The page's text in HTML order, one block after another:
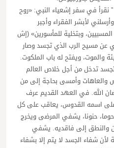
نقرأ في سفر إشعياء النبي: «روح
لأبشر الفقراء وأجبر
وبتخلية للمأسورين» (إش
عن مسيح الرب الذي تجسد وصار
والموت، ويفتح له باب الملكوت.
تدخل من أجل خلاص العالم
والعاهات وأمسى بحاجة إلى من
الله. في العهد القديم عرف
على اسمه القدوس، يعاقب على كل
حنونا، يشفي المرضى ويخرج
والنطق إلى فاقديه. يشفي
لأن شفاء الجسد لا يتم إلا بشفاء